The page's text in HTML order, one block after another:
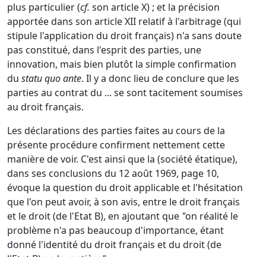
plus particulier (cf. son article X) ; et la précision
apportée dans son article XII relatif à l'arbitrage (qui
stipule l'application du droit français) n'a sans doute
pas constitué, dans l'esprit des parties, une
innovation, mais bien plutôt la simple confirmation
du statu quo ante. Il y a donc lieu de conclure que les
parties au contrat du ... se sont tacitement soumises
au droit français.
Les déclarations des parties faites au cours de la
présente procédure confirment nettement cette
manière de voir. C'est ainsi que la (société étatique),
dans ses conclusions du 12 août 1969, page 10,
évoque la question du droit applicable et l'hésitation
que l'on peut avoir, à son avis, entre le droit français
et le droit (de l'Etat B), en ajoutant que "on réalité le
problème n'a pas beaucoup d'importance, étant
donné l'identité du droit français et du droit (de